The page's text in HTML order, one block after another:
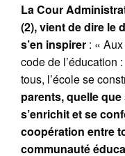
La Cour
(2), vient de dire le
s’en inspirer : «
code de l’éducation
tous, l’école se
parents, quelle
s’enrichit et se
coopération entre
communauté